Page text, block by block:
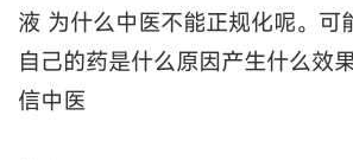
液 为什么中医不能正规化呢。可
自己的药是什么原因产生什么效
信中医